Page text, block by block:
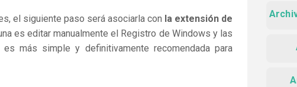
el siguiente paso será asociarla con la extensión de
es editar manualmente el Registro de Windows y las
más simple y definitivamente recomendada para